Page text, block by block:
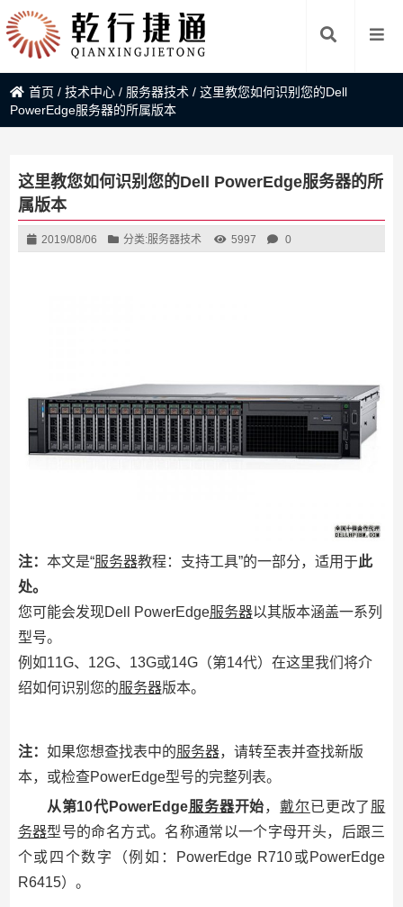
首页 /技术中心 / 服务器技术 /这里教您如何识别您的Dell
PowerEdge服务器的所属版本
这里教您如何识别您的Dell PowerEdge服务器的所
属版本
2019/08/06 分类:服务器技术 5997 0
注： 本文是“服务器教程：支持工具”的一部分，适用于此
处。
您可能会发现Dell PowerEdge服务器以其版本涵盖一系列
型号。
例如11G、12G、13G或14G（第14代）在这里我们将介
绍如何识别您的服务器版本。
注： 如果您想查找表中的服务器，请转至表并查找新版
本，或检查PowerEdge型号的完整列表。
从第10代PowerEdge服务器开始，戴尔 已更改了 服
务器型号的命名方式。名称通常以一个字母开头，后跟三
个或四个数字（例如：PowerEdge R710或PowerEdge
R6415）。